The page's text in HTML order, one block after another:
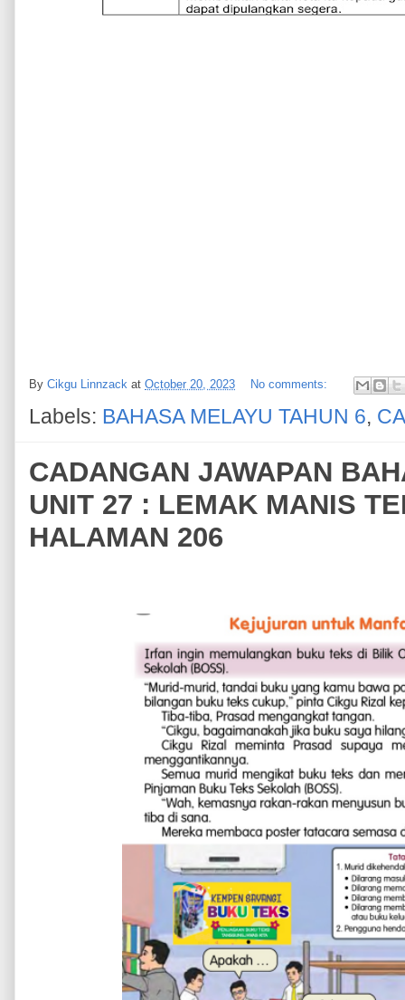
By Cikgu Linnzack at October 20, 2023 No comments:
Labels: BAHASA MELAYU TAHUN 6,
CADANGAN JAWAPAN
UNIT 27 : LEMAK MANIS
HALAMAN 206